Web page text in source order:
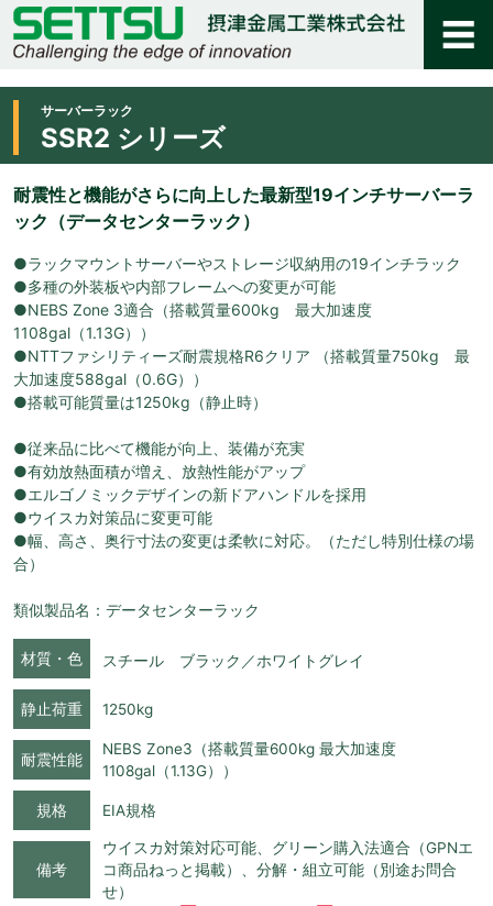
サーバーラック
SSR2 シリーズ
耐震性と機能がさらに向上した最新型19インチサーバーラ
ック（データセンターラック）
●ラックマウントサーバーやストレージ収納用の19インチラック
●多種の外装板や内部フレームへの変更が可能
●NEBS Zone 3適合（搭載質量600kg 最大加速度
1108gal（1.13G））
●NTTファシリティーズ耐震規格R6クリア （搭載質量750kg 最
大加速度588gal（0.6G））
●搭載可能質量は1250kg（静止時）
●従来品に比べて機能が向上、装備が充実
●有効放熱面積が増え、放熱性能がアップ
●エルゴノミックデザインの新ドアハンドルを採用
●ウイスカ対策品に変更可能
●幅、高さ、奥行寸法の変更は柔軟に対応。（ただし特別仕様の場
合）
類似製品名：データセンターラック
材質・色 スチール ブラック／ホワイトグレイ
静止荷重 1250kg
耐震性能
NEBS Zone3（搭載質量600kg 最大加速度
1108gal（1.13G））
規格 EIA規格
備考
ウイスカ対策対応可能、グリーン購入法適合（GPNエ
コ商品ねっと掲載）、分解・組立可能（別途お問合
せ）